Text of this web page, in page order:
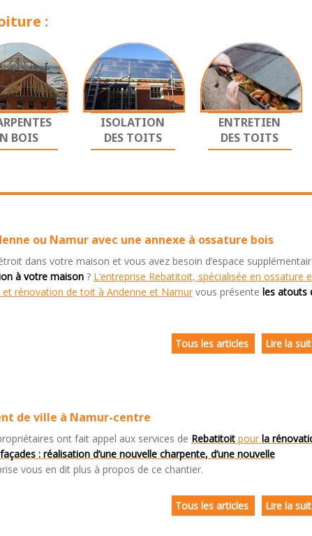
:
BOIS
ISOLATION
DES TOITS
ENTRETIEN
DES TOITS
ou Namur avec une annexe à ossature bois
dans votre maison et vous avez besoin d’espace
à votre maison ? L’entreprise Rebatitoit, spécialisée en ossature
et rénovation de toit à Andenne et Namur vous présente les atouts
Tous les articles Lire la
de ville à Namur-centre
ont fait appel aux services de Rebatitoit pour la
: réalisation d’une nouvelle charpente, d’une nouvelle
vous en dit plus à propos de ce chantier.
Tous les articles Lire la